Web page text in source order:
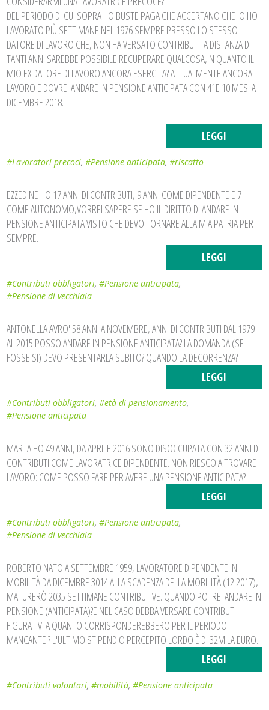
DEL PERIODO DI CUI SOPRA HO BUSTE PAGA CHE ACCERTANO CHE IO HO
LAVORATO PIÙ SETTIMANE NEL 1976 SEMPRE PRESSO LO STESSO
DATORE DI LAVORO CHE, NON HA VERSATO CONTRIBUTI. A DISTANZA DI
TANTI ANNI SAREBBE POSSIBILE RECUPERARE QUALCOSA,IN QUANTO IL
MIO EX DATORE DI LAVORO ANCORA ESERCITA? ATTUALMENTE ANCORA
LAVORO E DOVREI ANDARE IN PENSIONE ANTICIPATA CON 41E 10 MESI A
DICEMBRE 2018.
LEGGI
#Lavoratori precoci,#Pensione anticipata,#riscatto
EZZEDINE HO 17 ANNI DI CONTRIBUTI, 9 ANNI COME DIPENDENTE E 7
COME AUTONOMO,VORREI SAPERE SE HO IL DIRITTO DI ANDARE IN
PENSIONE ANTICIPATA VISTO CHE DEVO TORNARE ALLA MIA PATRIA PER
SEMPRE.
LEGGI
#Contributi obbligatori,#Pensione anticipata,
#Pensione di vecchiaia
ANTONELLA AVRO' 58 ANNI A NOVEMBRE, ANNI DI CONTRIBUTI DAL 1979
AL 2015 POSSO ANDARE IN PENSIONE ANTICIPATA? LA DOMANDA (SE
FOSSE SI) DEVO PRESENTARLA SUBITO? QUANDO LA DECORRENZA?
LEGGI
#Contributi obbligatori,#età di pensionamento,
#Pensione anticipata
MARTA HO 49 ANNI, DA APRILE 2016 SONO DISOCCUPATA CON 32 ANNI DI
CONTRIBUTI COME LAVORATRICE DIPENDENTE. NON RIESCO A TROVARE
LAVORO: COME POSSO FARE PER AVERE UNA PENSIONE ANTICIPATA?
LEGGI
#Contributi obbligatori,#Pensione anticipata,
#Pensione di vecchiaia
ROBERTO NATO A SETTEMBRE 1959, LAVORATORE DIPENDENTE IN
MOBILITÀ DA DICEMBRE 3014 ALLA SCADENZA DELLA MOBILITÀ (12.2017),
MATURERÒ 2035 SETTIMANE CONTRIBUTIVE. QUANDO POTREI ANDARE IN
PENSIONE (ANTICIPATA)?E NEL CASO DEBBA VERSARE CONTRIBUTI
FIGURATIVI A QUANTO CORRISPONDEREBBERO PER IL PERIODO
MANCANTE ? L'ULTIMO STIPENDIO PERCEPITO LORDO È DI 32MILA EURO.
LEGGI
#Contributi volontari,#mobilità,#Pensione anticipata